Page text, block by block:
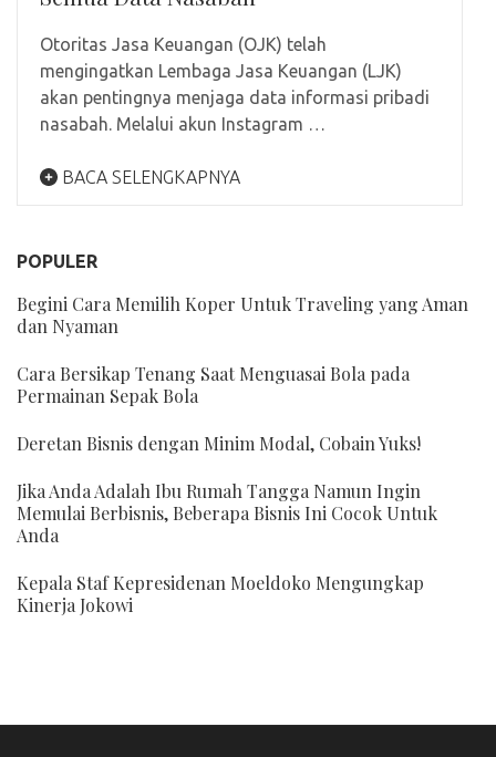
Otoritas Jasa Keuangan (OJK) telah
mengingatkan Lembaga Jasa Keuangan (LJK)
akan pentingnya menjaga data informasi pribadi
nasabah. Melalui akun Instagram …
BACA SELENGKAPNYA
POPULER
Begini Cara Memilih Koper Untuk Traveling yang Aman
dan Nyaman
Cara Bersikap Tenang Saat Menguasai Bola pada
Permainan Sepak Bola
Deretan Bisnis dengan Minim Modal, Cobain Yuks!
Jika Anda Adalah Ibu Rumah Tangga Namun Ingin
Memulai Berbisnis, Beberapa Bisnis Ini Cocok Untuk
Anda
Kepala Staf Kepresidenan Moeldoko Mengungkap
Kinerja Jokowi